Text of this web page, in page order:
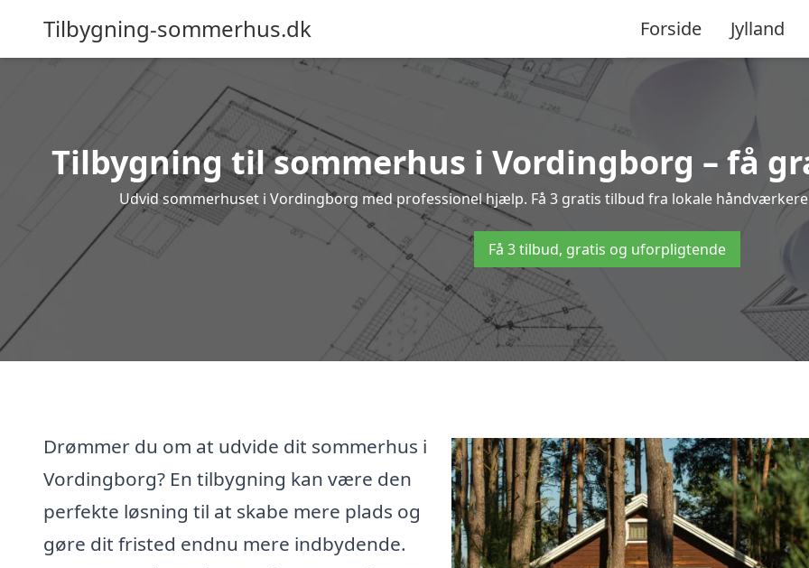
Tilbygning-sommerhus.dk Forside Jylland
Tilbygning til sommerhus i Vordingborg – få
Udvid sommerhuset i Vordingborg med professionel hjælp. Få 3 gratis tilbud fra lokale
Få 3 tilbud, gratis og uforpligtende
Drømmer du om at udvide dit sommerhus i
Vordingborg? En tilbygning kan være den
perfekte løsning til at skabe mere plads og
gøre dit fristed endnu mere indbydende.